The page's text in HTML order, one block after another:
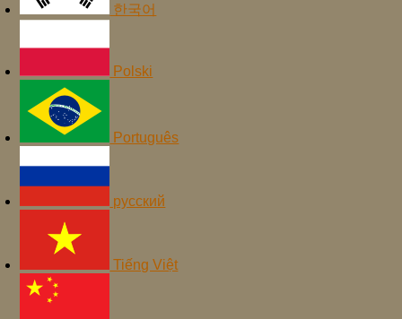
한국어
Polski
Português
русский
Tiếng Việt